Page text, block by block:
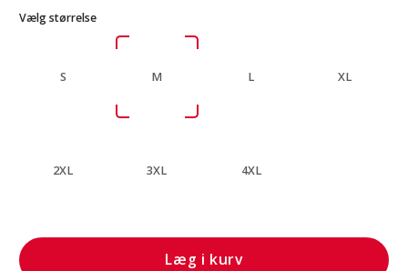
Vælg størrelse
S M L XL
2XL 3XL 4XL
Læg i kurv